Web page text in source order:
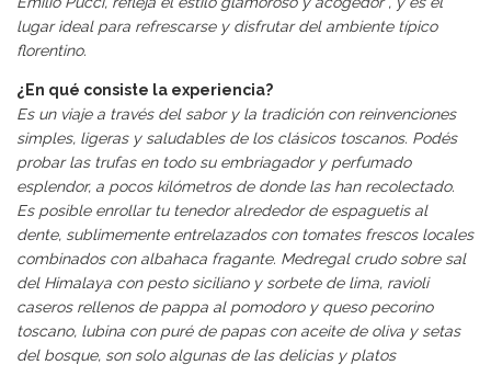
lugar ideal para refrescarse y disfrutar del ambiente típico
florentino.
¿En qué consiste la experiencia?
Es un viaje a través del sabor y la tradición con reinvenciones
simples, ligeras y saludables de los clásicos toscanos. Podés
probar las trufas en todo su embriagador y perfumado
esplendor, a pocos kilómetros de donde las han recolectado.
Es posible enrollar tu tenedor alrededor de espaguetis al
dente, sublimemente entrelazados con tomates frescos locales
combinados con albahaca fragante. Medregal crudo sobre sal
del Himalaya con pesto siciliano y sorbete de lima, ravioli
caseros rellenos de pappa al pomodoro y queso pecorino
toscano, lubina con puré de papas con aceite de oliva y setas
del bosque, son solo algunas de las delicias y platos